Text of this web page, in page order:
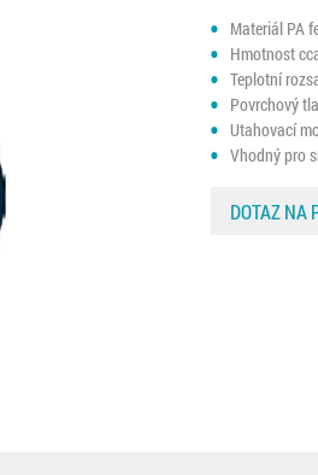
Materiál PA
Hmotnost
Teplotní
Povrchový
Utahovací
Vhodný pro
DOTAZ NA